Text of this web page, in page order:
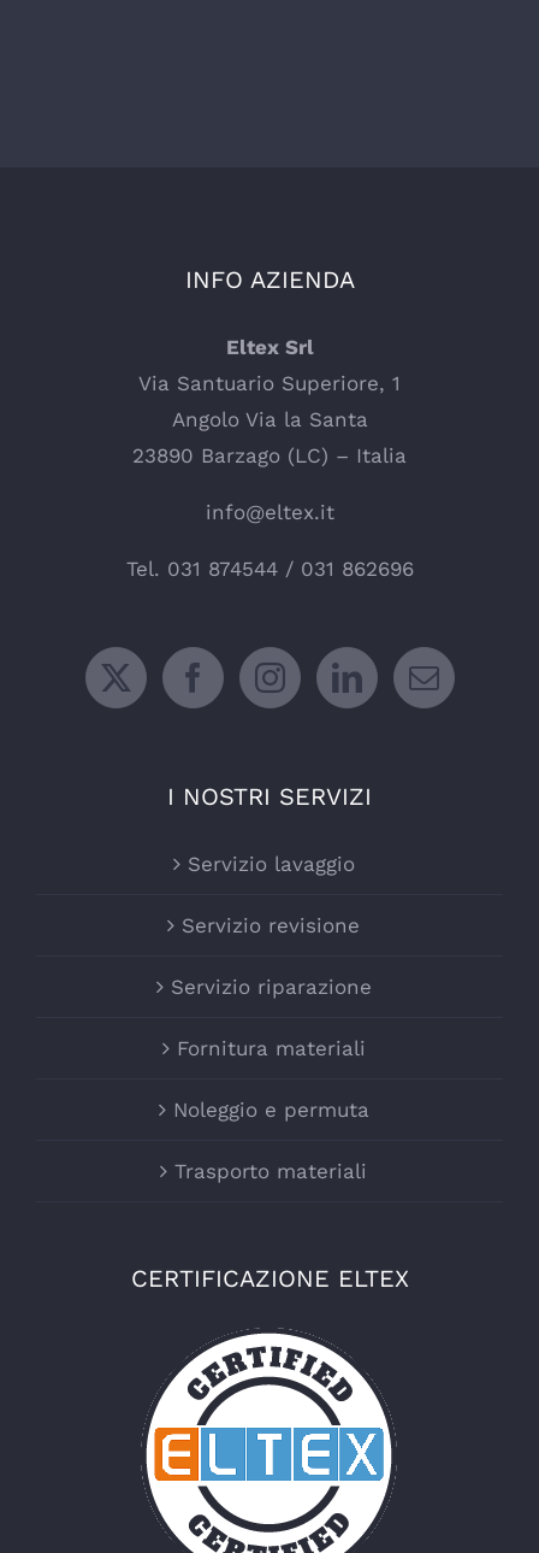
INFO AZIENDA
Eltex Srl
Via Santuario Superiore, 1
Angolo Via la Santa
23890 Barzago (LC) – Italia
info@eltex.it
Tel. 031 874544/ 031 862696
I NOSTRI SERVIZI
Servizio lavaggio
Servizio revisione
Servizio riparazione
Fornitura materiali
Noleggio e permuta
Trasporto materiali
CERTIFICAZIONE ELTEX